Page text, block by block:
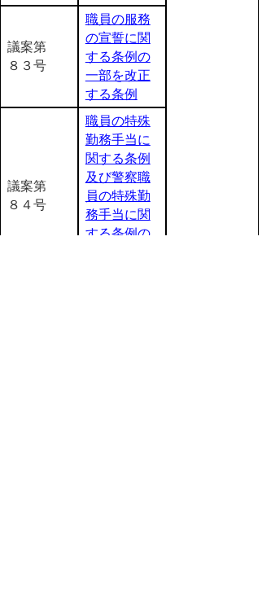
議案第
８３号
職員の服務
の宣誓に関
する条例の
一部を改正
する条例
議案第
８４号
職員の特殊
勤務手当に
関する条例
及び警察職
員の特殊勤
務手当に関
する条例の